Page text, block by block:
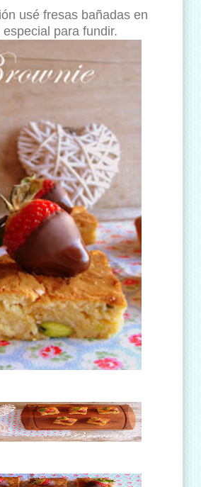
usé fresas bañadas en
para fundir.